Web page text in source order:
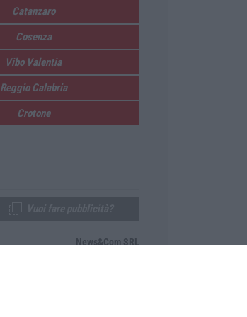
Catanzaro
Cosenza
Vibo Valentia
Reggio Calabria
Crotone
News&Com SRL